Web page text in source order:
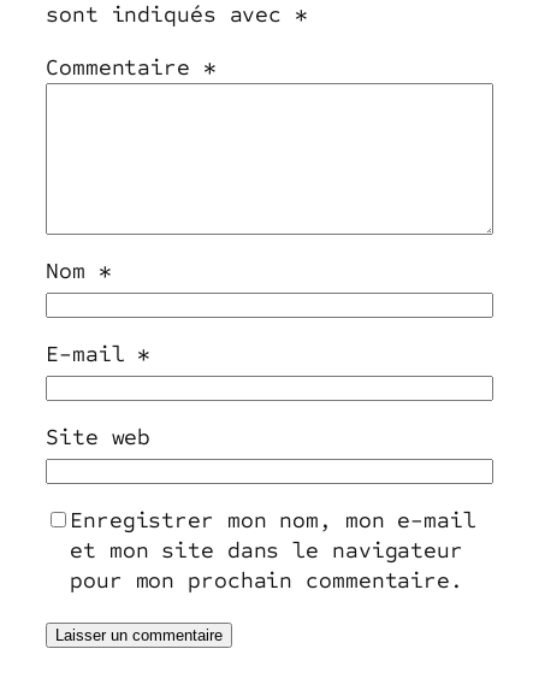
sont indiqués avec *
Commentaire *
Nom *
E-mail *
Site web
Enregistrer mon nom, mon e-mail
et mon site dans le navigateur
pour mon prochain commentaire.